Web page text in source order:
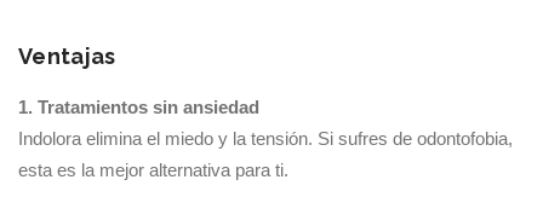
Ventajas
1. Tratamientos sin ansiedad
Indolora elimina el miedo y la tensión. Si sufres de odontofobia,
esta es la mejor alternativa para ti.